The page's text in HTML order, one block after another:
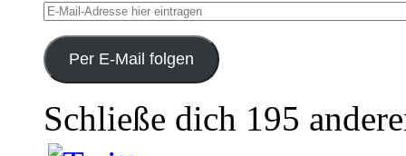
E-
Mail-
Adresse
hier
eintragen
Per E-Mail folgen
Schließe dich 195